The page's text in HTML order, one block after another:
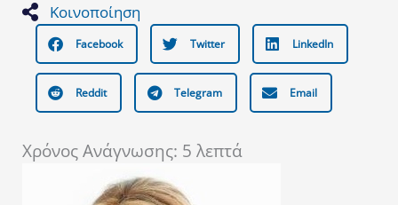
Κοινοποίηση
Facebook Twitter LinkedIn
Reddit Telegram Email
Χρόνος Ανάγνωσης: 5 λεπτά